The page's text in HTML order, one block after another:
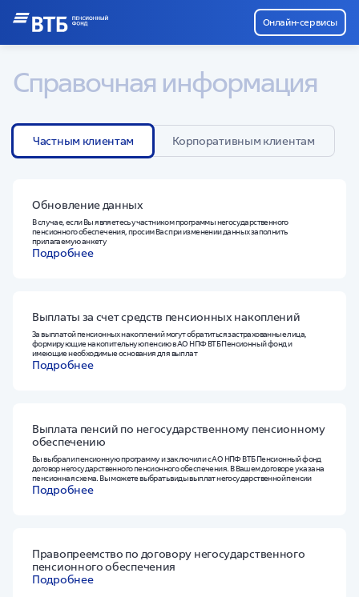
Онлайн-сервисы
Справочная информация
Частным клиентам Корпоративным клиентам
Обновление данных
В случае, если Вы являетесь участником программы негосударственного
пенсионного обеспечения, просим Вас при изменении данных заполнить
прилагаемую анкету
Подробнее
Выплаты за счет средств пенсионных накоплений
За выплатой пенсионных накоплений могут обратиться застрахованные лица,
формирующие накопительную пенсию в АО НПФ ВТБ Пенсионный фонд и
имеющие необходимые основания для выплат
Подробнее
Выплата пенсий по негосударственному пенсионному
обеспечению
Вы выбрали пенсионную программу и заключили с АО НПФ ВТБ Пенсионный фонд
договор негосударственного пенсионного обеспечения. В Вашем договоре указана
пенсионная схема. Вы можете выбрать виды выплат негосударственной пенсии
Подробнее
Правопреемство по договору негосударственного
пенсионного обеспечения
Подробнее